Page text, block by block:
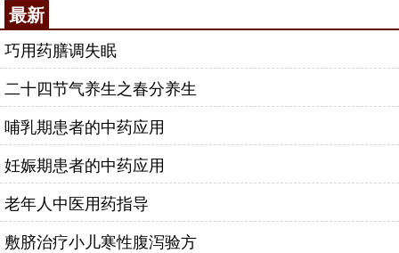
最新
巧用药膳调失眠
二十四节气养生之春分养生
哺乳期患者的中药应用
妊娠期患者的中药应用
老年人中医用药指导
敷脐治疗小儿寒性腹泻验方